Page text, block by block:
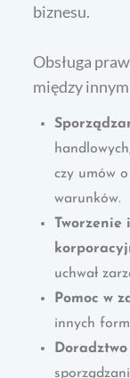
biznesu.
Obsługa
między
czy umów
warunków.
uchwał
Pomoc w
innych